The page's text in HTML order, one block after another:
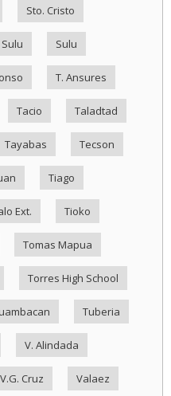
Sto. Cristo
Sulu Sulu
T. Ansures
Tacio Taladtad
Tayabas Tecson
Tiago
Ext. Tioko
Tomas Mapua
Torres High School
Tuberia
V. Alindada
V.G. Cruz Valaez